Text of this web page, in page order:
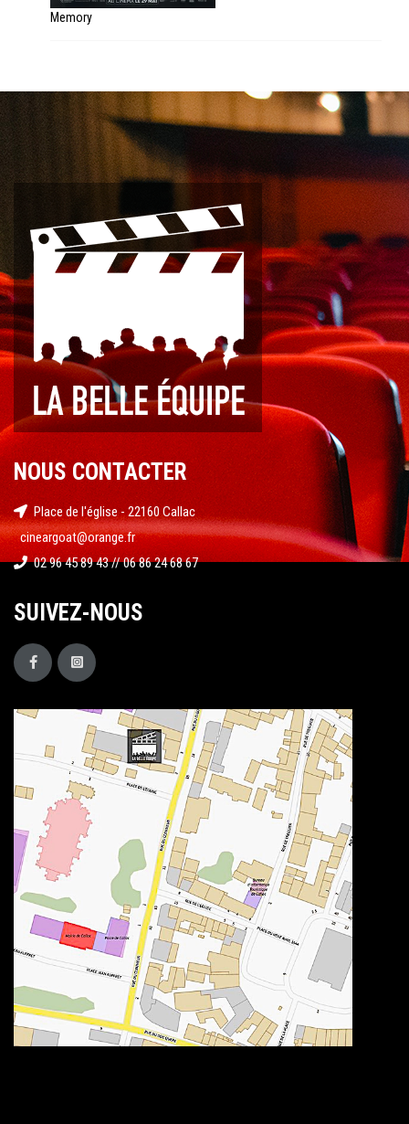
Memory
NOUS CONTACTER
Place de l'église - 22160 Callac
cineargoat@orange.fr
02 96 45 89 43 // 06 86 24 68 67
SUIVEZ-NOUS